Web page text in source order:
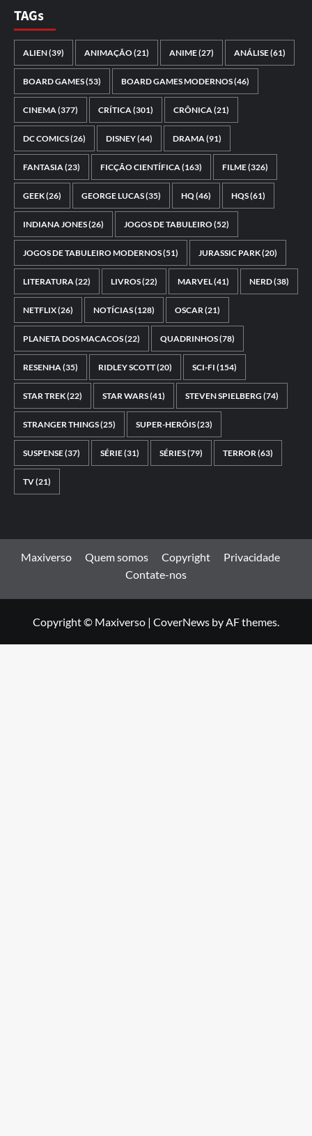
TAGs
ALIEN(39) ANIMAÇÃO(21) ANIME(27) ANÁLISE(61)
BOARD GAMES(53) BOARD GAMES MODERNOS(46)
CINEMA(377) CRÍTICA(301) CRÔNICA(21)
DC COMICS(26) DISNEY(44) DRAMA(91)
FANTASIA(23) FICÇÃO CIENTÍFICA(163) FILME(326)
GEEK(26) GEORGE LUCAS(35) HQ(46) HQS(61)
INDIANA JONES(26) JOGOS DE TABULEIRO(52)
JOGOS DE TABULEIRO MODERNOS(51) JURASSIC PARK(20)
LITERATURA(22) LIVROS(22) MARVEL(41) NERD(38)
NETFLIX(26) NOTÍCIAS(128) OSCAR(21)
PLANETA DOS MACACOS(22) QUADRINHOS(78)
RESENHA(35) RIDLEY SCOTT(20) SCI-FI (154)
STAR TREK(22) STAR WARS(41) STEVEN SPIELBERG (74)
STRANGER THINGS(25) SUPER-HERÓIS(23)
SUSPENSE(37) SÉRIE(31) SÉRIES(79) TERROR(63)
TV(21)
Maxiverso Quem somos Copyright
Privacidade
Contate-nos
Copyright © Maxiverso | CoverNews by AF themes.